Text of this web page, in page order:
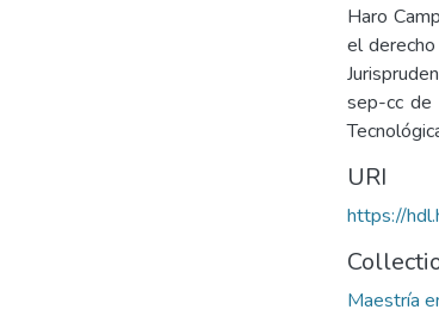
Haro
el
sep-cc de
URI
https://
Maestría